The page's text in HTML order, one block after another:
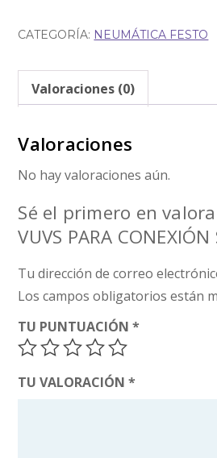
CATEGORÍA: NEUMÁTICA FESTO
Valoraciones (0)
Valoraciones
No hay valoraciones aún.
Sé el primero en
VUVS PARA CONEXIÓN
Tu dirección de correo
Los campos obligatorios están
TU PUNTUACIÓN*
TU VALORACIÓN*